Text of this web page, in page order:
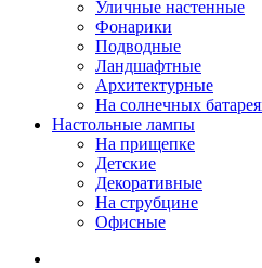
Уличные настенные
Фонарики
Подводные
Ландшафтные
Архитектурные
На солнечных
Настольные лампы
На прищепке
Детские
Декоративные
На струбцине
Офисные